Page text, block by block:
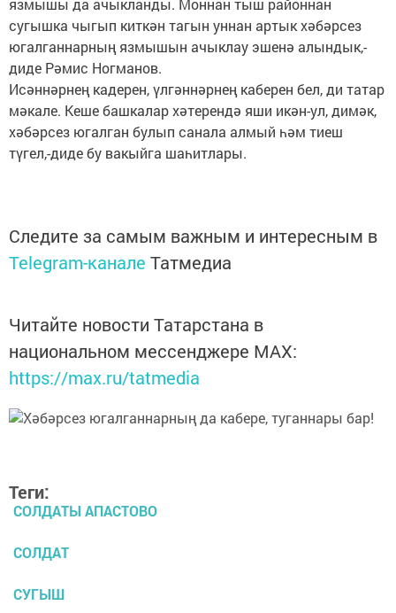
сугышка чыгып киткән тагын уннан артык хәбәрсез
югалганнарның язмышын ачыклау эшенә алындык,-
диде Рәмис Ногманов.
Исәннәрнең кадерен, үлгәннәрнең каберен бел, ди татар
мәкале. Кеше башкалар хәтерендә яши икән-ул, димәк,
хәбәрсез югалган булып санала алмый һәм тиеш
түгел,-диде бу вакыйга шаһитлары.
Следите за самым важным и интересным в
Telegram-канале Татмедиа
Читайте новости Татарстана в
национальном мессенджере MАХ:
https://max.ru/tatmedia
Теги:
СОЛДАТЫ АПАСТОВО
СОЛДАТ
СУГЫШ